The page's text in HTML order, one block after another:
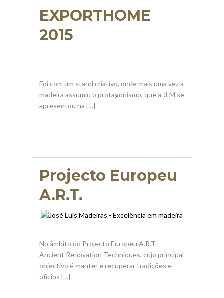
EXPORTHOME
2015
Foi com um stand criativo, onde mais uma vez a
madeira assumiu o protagonismo, que a JLM se
apresentou na […]
Projecto Europeu
A.R.T.
No âmbito do Projecto Europeu A.R.T. –
Ancient Renovation Techniques, cujo principal
objectivo é manter e recuperar tradições e
ofícios […]